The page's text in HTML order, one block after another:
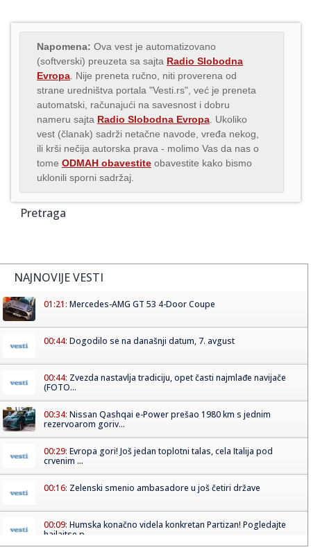
Napomena: Ova vest je automatizovano
(softverski) preuzeta sa sajta Radio Slobodna
Evropa . Nije preneta ručno, niti proverena od
strane uredništva portala "Vesti.rs", već je preneta
automatski, računajući na savesnost i dobru
nameru sajta Radio Slobodna Evropa . Ukoliko
vest (članak) sadrži netačne navode, vređa nekog,
ili krši nečija autorska prava - molimo Vas da nas o
tome ODMAH obavestite obavestite kako bismo
uklonili sporni sadržaj.
Pretraga
NAJNOVIJE VESTI
01:21: Mercedes-AMG GT 53 4-Door Coupe
00:44: Dogodilo se na današnji datum, 7. avgust
00:44: Zvezda nastavlja tradiciju, opet časti najmlađe navijače
(FOTO...
00:34: Nissan Qashqai e-Power prešao 1980 km s jednim
rezervoarom goriv...
00:29: Evropa gori! Još jedan toplotni talas, cela Italija pod
crvenim ...
00:16: Zelenski smenio ambasadore u još četiri države
00:09: Humska konačno videla konkretan Partizan! Pogledajte
hajlajtse p...